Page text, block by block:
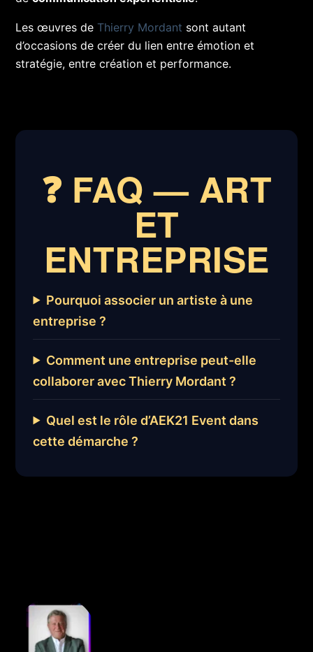
Les œuvres de Thierry Mordant sont autant
d’occasions de créer du lien entre émotion et
stratégie, entre création et performance.
❓ FAQ — ART
ET
ENTREPRISE
Pourquoi associer un artiste à une
entreprise ?
Comment une entreprise peut-elle
collaborer avec Thierry Mordant ?
Quel est le rôle d’AEK21 Event dans
cette démarche ?